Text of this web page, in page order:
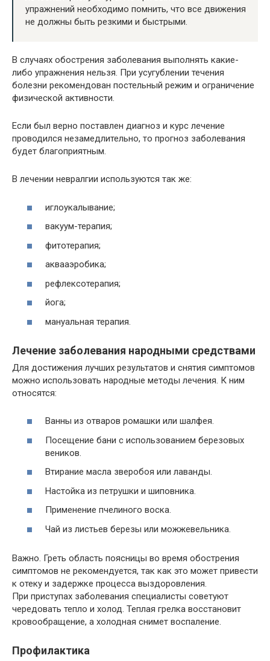
упражнений необходимо помнить, что все движения
не должны быть резкими и быстрыми.
В случаях обострения заболевания выполнять какие-
либо упражнения нельзя. При усугублении течения
болезни рекомендован постельный режим и ограничение
физической активности.
Если был верно поставлен диагноз и курс лечение
проводился незамедлительно, то прогноз заболевания
будет благоприятным.
В лечении невралгии используются так же:
иглоукалывание;
вакуум-терапия;
фитотерапия;
аквааэробика;
рефлексотерапия;
йога;
мануальная терапия.
Лечение заболевания народными средствами
Для достижения лучших результатов и снятия симптомов
можно использовать народные методы лечения. К ним
относятся:
Ванны из отваров ромашки или шалфея.
Посещение бани с использованием березовых
веников.
Втирание масла зверобоя или лаванды.
Настойка из петрушки и шиповника.
Применение пчелиного воска.
Чай из листьев березы или можжевельника.
Важно. Греть область поясницы во время обострения
симптомов не рекомендуется, так как это может привести
к отеку и задержке процесса выздоровления.
При приступах заболевания специалисты советуют
чередовать тепло и холод. Теплая грелка восстановит
кровообращение, а холодная снимет воспаление.
Профилактика